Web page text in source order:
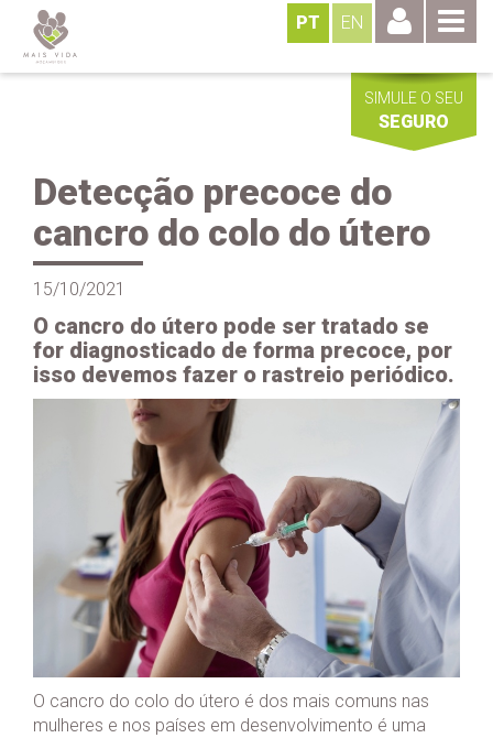
PT EN
SIMULE O SEU
SEGURO
Detecção precoce do
cancro do colo do útero
15/10/2021
O cancro do útero pode ser tratado se
for diagnosticado de forma precoce, por
isso devemos fazer o rastreio periódico.
O cancro do colo do útero é dos mais comuns nas
mulheres e nos países em desenvolvimento é uma